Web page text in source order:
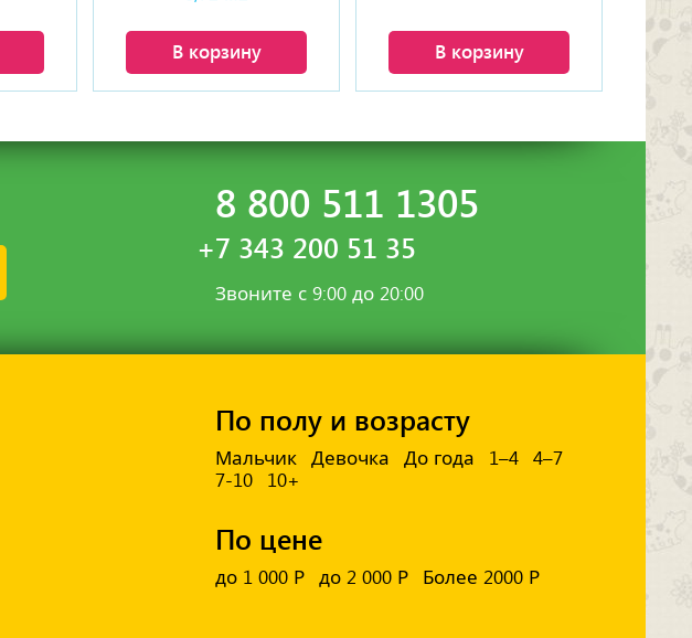
В корзину В корзину
8 800 511 1305
+7 343 200 51 35
Звоните с 9:00 до 20:00
По полу и возрасту
Мальчик Девочка До года 1–4
4–7
7-10
10+
По цене
до 1 000 Р до 2 000 Р Более 2000 Р